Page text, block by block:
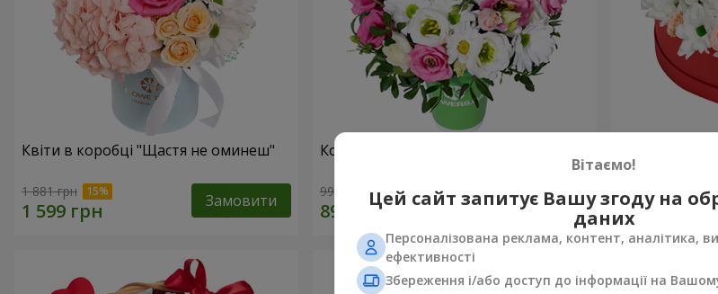
Квіти в коробці "Щастя не оминеш"
1 881 грн Замовити
Композиція “Промінчики в очах”
999 грн Замовити 2 324 грн
Вітаємо!
Цей сайт запитує Вашу згоду на
даних
Персоналізована реклама, контент, аналітика,
ефективності
Збереження і/або доступ до інформації на